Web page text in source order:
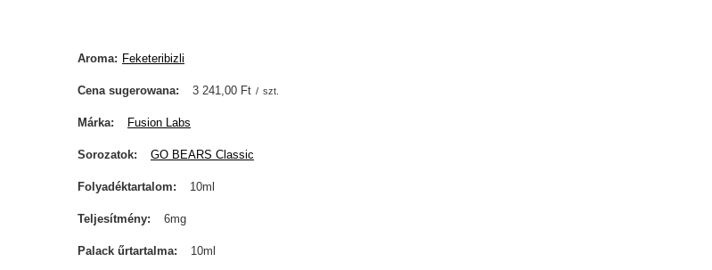
Aroma Feketeribizli
Cena sugerowana 3 241,00 Ft / szt.
Márka Fusion Labs
Sorozatok GO BEARS Classic
Folyadéktartalom 10ml
Teljesítmény 6mg
Palack űrtartalma 10ml